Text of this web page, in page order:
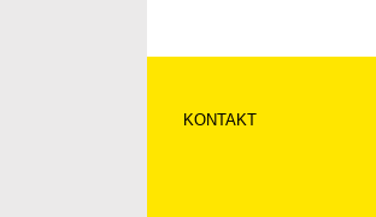
KONTAKT